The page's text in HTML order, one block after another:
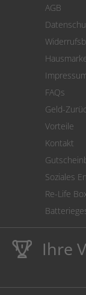
Cookie
AGB
FAQs
Geld-
Vorteile
Kontakt
Soziales
Re-Life
Ihre